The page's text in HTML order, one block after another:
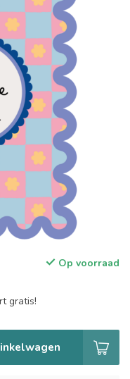
Op voorraad
gratis!